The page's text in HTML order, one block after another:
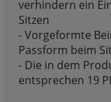
verhindern ein
Sitzen
- Vorgeformte
Passform beim
- Die in dem
entsprechen 19